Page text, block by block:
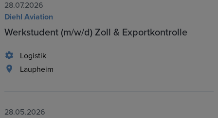
28.07.2026
Diehl Aviation
Werkstudent (m/w/d) Zoll & Exportkontrolle
Logistik
Laupheim
28.05.2026